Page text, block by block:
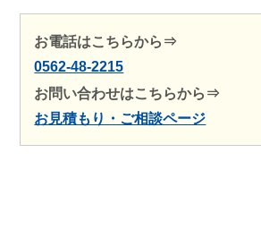
お電話はこちらから⇒
0562-48-2215
お問い合わせはこちらから⇒
お見積もり・ご相談ページ